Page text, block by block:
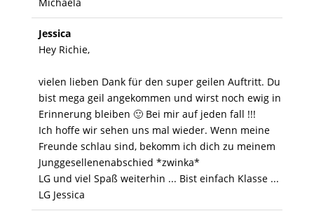
Jessica
Hey Richie,
vielen lieben Dank für den super geilen Auftritt. Du
bist mega geil angekommen und wirst noch ewig in
Erinnerung bleiben 🙂 Bei mir auf jeden fall !!!
Ich hoffe wir sehen uns mal wieder. Wenn meine
Freunde schlau sind, bekomm ich dich zu meinem
Junggesellenenabschied *zwinka*
LG und viel Spaß weiterhin ... Bist einfach Klasse ...
LG Jessica